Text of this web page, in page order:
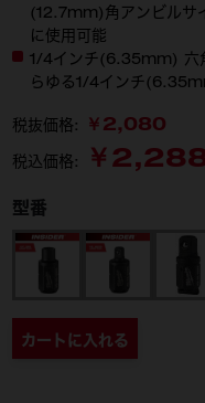
(12.7mm)角アンビルサ
に使用可能
1/4インチ(6.35mm) 六
らゆる1/4インチ
税抜価格: ￥2,080
税込価格: ￥
型番
49-16-166349-16-1660
49-
カートに入れる